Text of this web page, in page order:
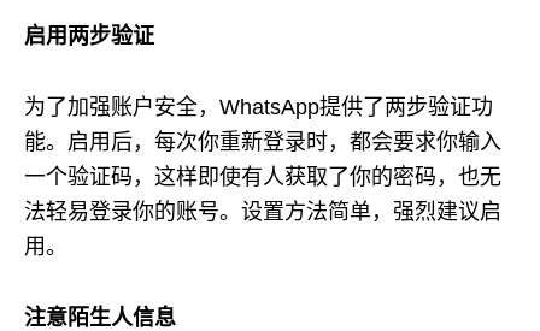
启用两步验证
为了加强账户安全，WhatsApp提供了两步验证功
能。启用后，每次你重新登录时，都会要求你输入
一个验证码，这样即使有人获取了你的密码，也无
法轻易登录你的账号。设置方法简单，强烈建议启
用。
注意陌生人信息